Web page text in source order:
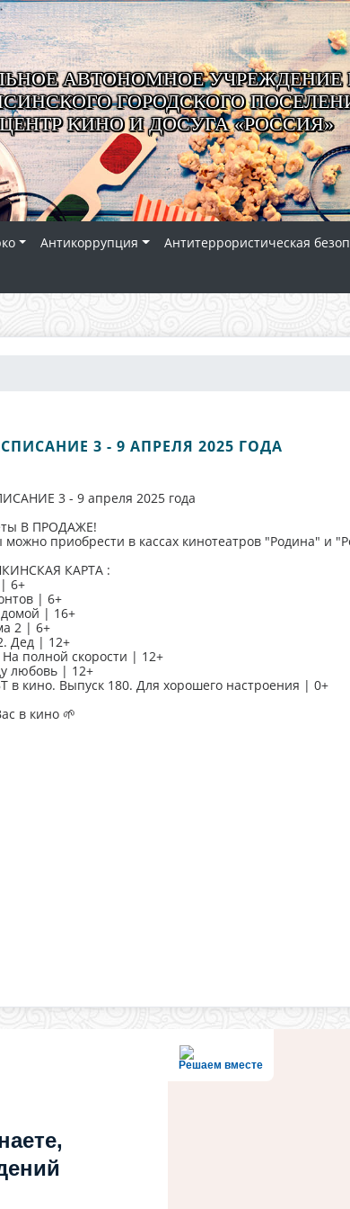
АВТОНОМНОЕ УЧРЕЖДЕНИЕ
ГОРОДСКОГО
КИНО И ДОСУГА «РОССИЯ»
Антикоррупция Антитеррористическая
3 - 9 АПРЕЛЯ 2025 ГОДА
3 - 9 апреля 2025 года
В ПРОДАЖЕ!
можно приобрести в кассах кинотеатров "Родина" и
КАРТА :
6+
| 6+
домой | 16+
2 | 6+
Дед | 12+
На полной скорости | 12+
любовь | 12+
в кино. Выпуск 180. Для хорошего настроения | 0+
в кино 🌱
Решаем вместе